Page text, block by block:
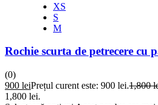
XS
S
M
Rochie scurta de petrecere cu
(0)
900 leiPrețul curent este: 900 lei.1,800
1,800 lei.